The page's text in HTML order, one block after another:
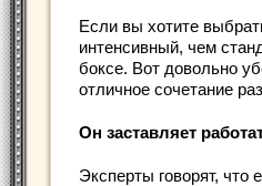
Если вы хотите
интенсивный, чем
боксе. Вот довольно
отличное сочетание
Он заставляет
Эксперты говорят, что